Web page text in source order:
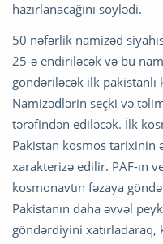
hazırlanacağını söylədi.
50 nəfərlik namizəd
25-ə endiriləcək və bu
göndəriləcək ilk pakistanlı
Namizədlərin seçki və
tərəfindən ediləcək. İlk
Pakistan kosmos tarixinin
xarakterizə edilir. PAF-ın
kosmonavtın fəzaya
Pakistanın daha əvvəl
göndərdiyini xatırladaraq,